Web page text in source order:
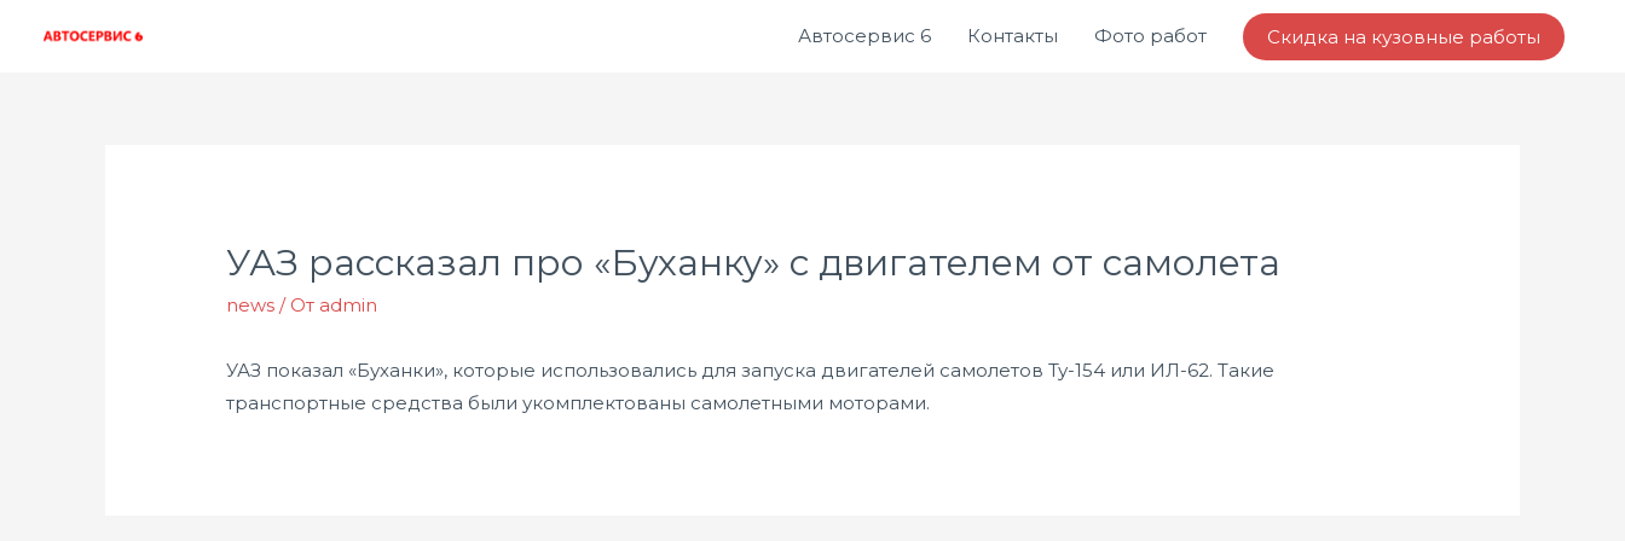
Автосервис 6 Контакты Фото работ Скидка на кузовные работы
УАЗ рассказал про «Буханку» с двигателем от самолета
news / От admin
УАЗ показал «Буханки», которые использовались для запуска двигателей самолетов Ту-154 или ИЛ-62. Такие
транспортные средства были укомплектованы самолетными моторами.